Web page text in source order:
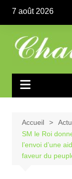
contenu
7 août 2026
Accueil
SM le Roi
l’envoi d’une
faveur du